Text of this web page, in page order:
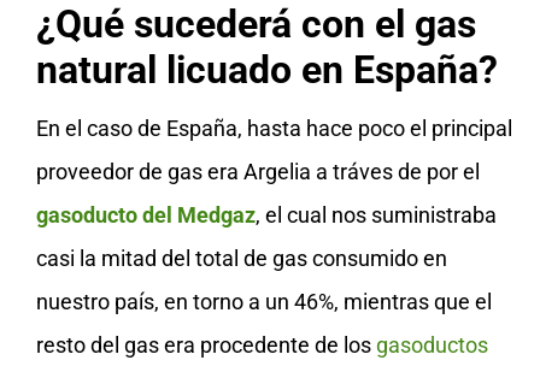
¿Qué sucederá con el gas
natural licuado en España?
En el caso de España, hasta hace poco el principal
proveedor de gas era Argelia a tráves de por el
gasoducto del Medgaz, el cual nos suministraba
casi la mitad del total de gas consumido en
nuestro país, en torno a un 46%, mientras que el
resto del gas era procedente de los gasoductos